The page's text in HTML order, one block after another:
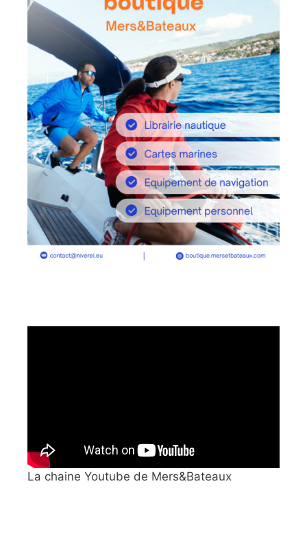
La chaine Youtube de Mers&Bateaux